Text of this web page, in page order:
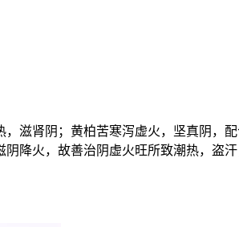
滋肾阴；黄柏苦寒泻虚火，坚真阴，
降火，故善治阴虚火旺所致潮热，盗